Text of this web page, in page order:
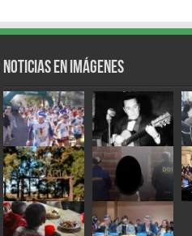
Noticias en Imágenes